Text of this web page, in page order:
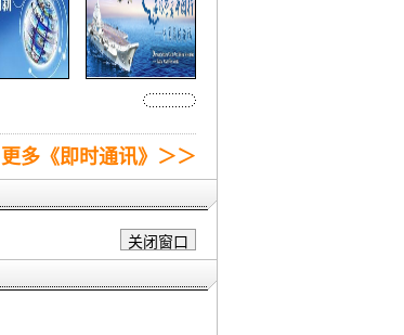
更多《即时通讯》＞＞